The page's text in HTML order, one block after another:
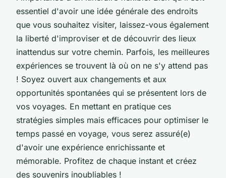
essentiel d'avoir une idée générale des endroits
que vous souhaitez visiter, laissez-vous également
la liberté d'improviser et de découvrir des lieux
inattendus sur votre chemin. Parfois, les meilleures
expériences se trouvent là où on ne s'y attend pas
! Soyez ouvert aux changements et aux
opportunités spontanées qui se présentent lors de
vos voyages. En mettant en pratique ces
stratégies simples mais efficaces pour optimiser le
temps passé en voyage, vous serez assuré(e)
d'avoir une expérience enrichissante et
mémorable. Profitez de chaque instant et créez
des souvenirs inoubliables !